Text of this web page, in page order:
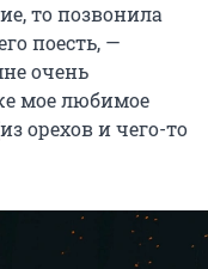
то позвонила
поесть, —
очень
мое любимое
орехов и чего-то